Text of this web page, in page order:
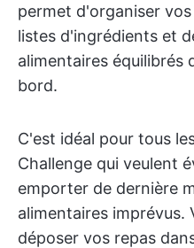
permet d'organiser
listes d'ingrédients et
alimentaires équilibrés
bord.
C'est idéal pour tous
Challenge qui veulent
emporter de dernière
alimentaires imprévus.
déposer vos repas